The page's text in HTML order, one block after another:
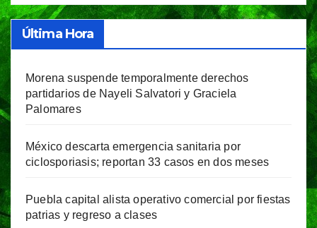
Última Hora
Morena suspende temporalmente derechos
partidarios de Nayeli Salvatori y Graciela
Palomares
México descarta emergencia sanitaria por
ciclosporiasis; reportan 33 casos en dos meses
Puebla capital alista operativo comercial por fiestas
patrias y regreso a clases